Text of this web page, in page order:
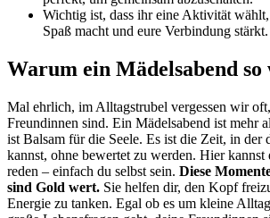
Wichtig ist, dass ihr eine Aktivität
Spaß macht und eure Verbindung stärkt.
Warum ein Mädelsabend
Mal ehrlich, im Alltagstrubel vergessen wir
Freundinnen sind. Ein Mädelsabend ist mehr
ist Balsam für die Seele. Es ist die Zeit, in der
kannst, ohne bewertet zu werden. Hier kannst
reden – einfach du selbst sein. Diese
sind Gold wert. Sie helfen dir, den Kopf
Energie zu tanken. Egal ob es um kleine